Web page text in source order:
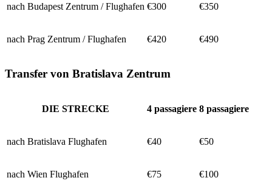
nach Budapest Zentrum / Flughafen €300 €350
nach Prag Zentrum / Flughafen €420 €490
Transfer von Bratislava Zentrum
DIE STRECKE 4 passagiere 8 passagiere
nach Bratislava Flughafen €40 €50
nach Wien Flughafen €75 €100